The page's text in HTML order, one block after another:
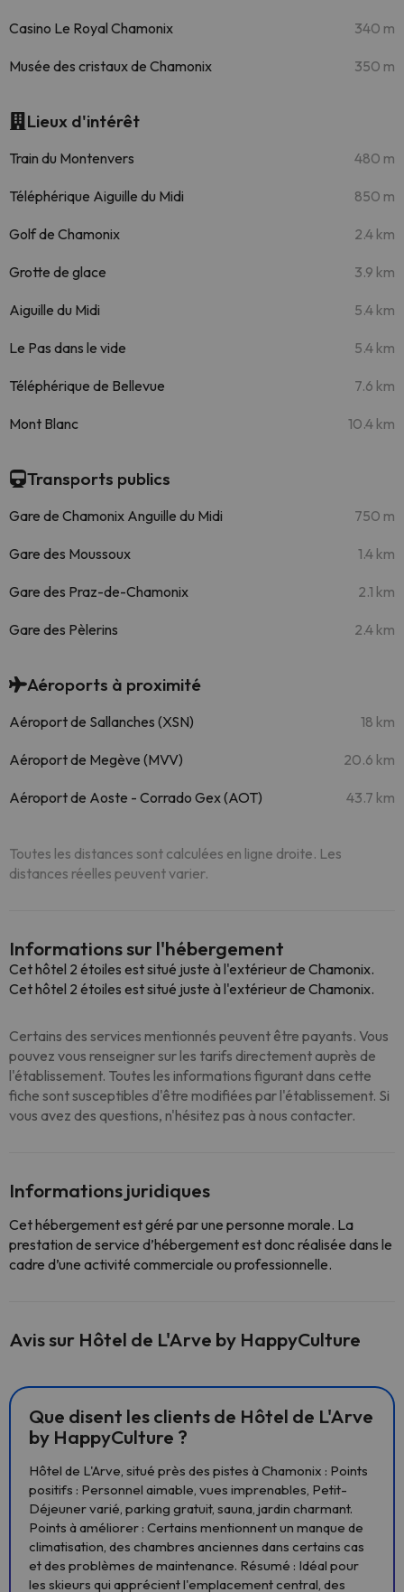
Casino Le Royal Chamonix 340 m
Musée des cristaux de Chamonix 350 m
Lieux d'intérêt
Train du Montenvers 480 m
Téléphérique Aiguille du Midi 850 m
Golf de Chamonix 2.4 km
Grotte de glace 3.9 km
Aiguille du Midi 5.4 km
Le Pas dans le vide 5.4 km
Téléphérique de Bellevue 7.6 km
Mont Blanc 10.4 km
Transports publics
Gare de Chamonix Anguille du Midi 750 m
Gare des Moussoux 1.4 km
Gare des Praz-de-Chamonix 2.1 km
Gare des Pèlerins 2.4 km
Aéroports à proximité
Aéroport de Sallanches (XSN) 18 km
Aéroport de Megève (MVV) 20.6 km
Aéroport de Aoste - Corrado Gex (AOT) 43.7 km
Toutes les distances sont calculées en ligne droite. Les
distances réelles peuvent varier.
Informations sur l'hébergement
Cet hôtel 2 étoiles est situé juste à l'extérieur de Chamonix.
Cet hôtel 2 étoiles est situé juste à l'extérieur de Chamonix.
Certains des services mentionnés peuvent être payants. Vous
pouvez vous renseigner sur les tarifs directement auprès de
l'établissement. Toutes les informations figurant dans cette
fiche sont susceptibles d'être modifiées par l'établissement. Si
vous avez des questions, n'hésitez pas à nous contacter.
Informations juridiques
Cet hébergement est géré par une personne morale. La
prestation de service d’hébergement est donc réalisée dans le
cadre d’une activité commerciale ou professionnelle.
Avis sur Hôtel de L'Arve by HappyCulture
Que disent les clients de Hôtel de L'Arve
by HappyCulture ?
Hôtel de L'Arve, situé près des pistes à Chamonix : Points
positifs : Personnel aimable, vues imprenables, Petit-
Déjeuner varié, parking gratuit, sauna, jardin charmant.
Points à améliorer : Certains mentionnent un manque de
climatisation, des chambres anciennes dans certains cas
et des problèmes de maintenance. Résumé : Idéal pour
les skieurs qui apprécient l'emplacement central, des